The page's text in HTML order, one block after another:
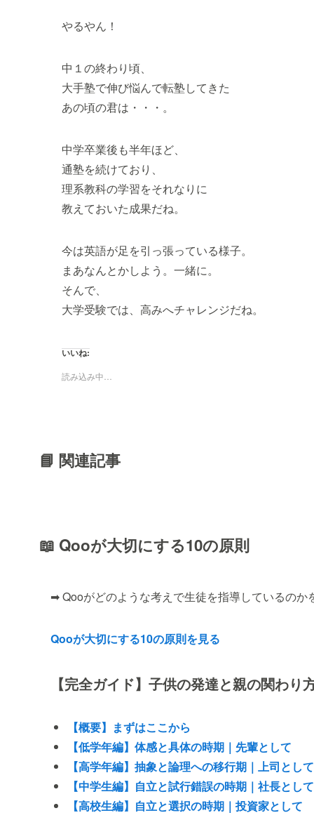
やるやん！
中１の終わり頃、
大手塾で伸び悩んで転塾してきた
あの頃の君は・・・。
中学卒業後も半年ほど、
通塾を続けており、
理系教科の学習をそれなりに
教えておいた成果だね。
今は英語が足を引っ張っている様子。
まあなんとかしよう。一緒に。
そんで、
大学受験では、高みへチャレンジだね。
いいね:
読み込み中…
📘 関連記事
📖 Qooが大切にする10の原則
➡ Qooがどのような考えで生徒を指導しているのか
Qooが大切にする10の原則を見る
【完全ガイド】子供の発達と親の関わり
【概要】まずはここから
【低学年編】体感と具体の時期｜先輩として
【高学年編】抽象と論理への移行期｜上司として
【中学生編】自立と試行錯誤の時期｜社長として
【高校生編】自立と選択の時期｜投資家として